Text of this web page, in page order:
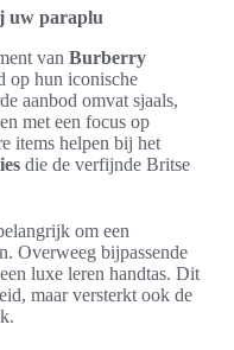
uw paraplu
van Burberry
op hun iconische
aanbod omvat sjaals,
met een focus op
items helpen bij het
die de verfijnde Britse
om een
Overweeg bijpassende
luxe leren handtas. Dit
maar versterkt ook de